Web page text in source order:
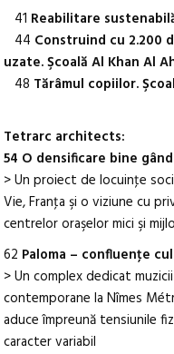
41 Reabilitare
44 Construind cu 2.200
uzate. Şcoală Al Khan Al
48 Tărâmul copiilor.
Tetrarc architects:
54 O densificare bine
> Un proiect de locuinţe
Vie, Franţa şi o viziune cu
centrelor oraşelor mici şi
62 Paloma – confluenţe
> Un complex dedicat muzicii
contemporane la Nîmes
aduce împreună tensiunile
caracter variabil